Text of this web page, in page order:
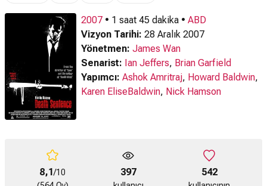
2007 • 1 saat 45 dakika • ABD
Vizyon Tarihi: 28 Aralık 2007
Yönetmen: James Wan
Senarist: Ian Jeffers, Brian Garfield
Yapımcı: Ashok Amritraj, Howard Baldwin,
Karen EliseBaldwin, Nick Hamson
8,1/10
397 542